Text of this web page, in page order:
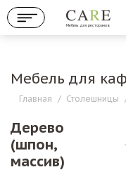
Мебель для ресторанов
Мебель для
Главная / Столешницы
Дерево
(шпон,
массив)